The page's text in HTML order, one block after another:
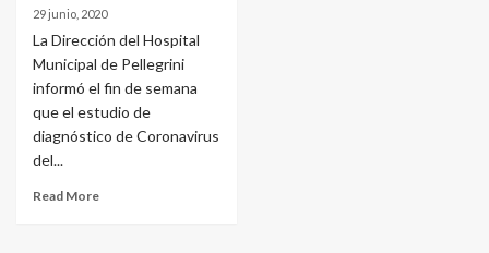
29 junio, 2020
La Dirección del Hospital
Municipal de Pellegrini
informó el fin de semana
que el estudio de
diagnóstico de Coronavirus
del...
Read More
5
Los precios de los combustibles en
La Pampa, desde YPF hasta Axion
entre 857 a 1338 pesos